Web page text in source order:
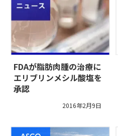
FDAが脂肪肉腫の治療に
エリブリンメシル酸塩を
承認
2016年2月9日